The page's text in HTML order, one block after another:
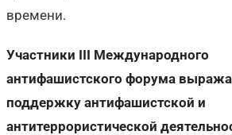
времени.
Участники III Международного
антифашистского форума
поддержку антифашистской и
антитеррористической